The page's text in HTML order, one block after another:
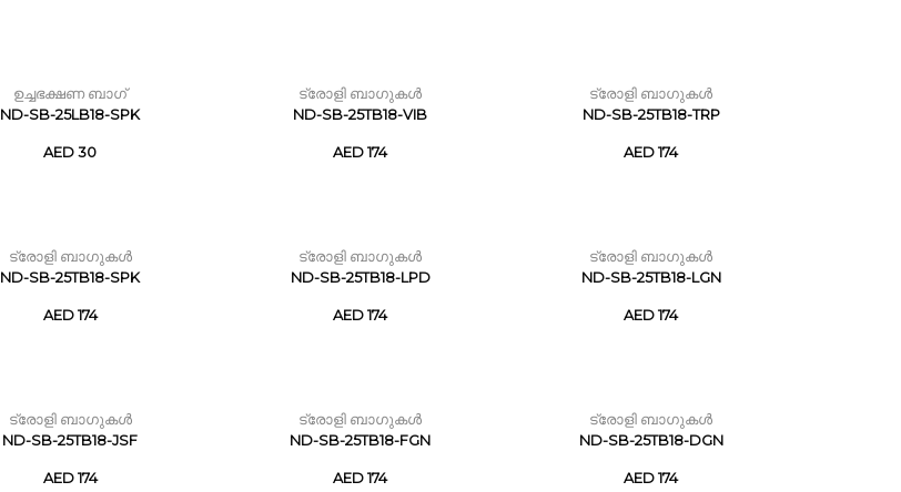
ഉച്ചഭക്ഷണ ബാഗ്
ND-SB-25LB18-SPK
AED 30
ട്രോളി ബാഗുകൾ
ND-SB-25TB18-VIB
AED 174
ട്രോളി ബാഗുകൾ
ND-SB-25TB18-TRP
AED 174
ട്രോളി ബാഗുകൾ
ND-SB-25TB18-SPK
AED 174
ട്രോളി ബാഗുകൾ
ND-SB-25TB18-LPD
AED 174
ട്രോളി ബാഗുകൾ
ND-SB-25TB18-LGN
AED 174
ട്രോളി ബാഗുകൾ
ND-SB-25TB18-JSF
AED 174
ട്രോളി ബാഗുകൾ
ND-SB-25TB18-FGN
AED 174
ട്രോളി ബാഗുകൾ
ND-SB-25TB18-DGN
AED 174